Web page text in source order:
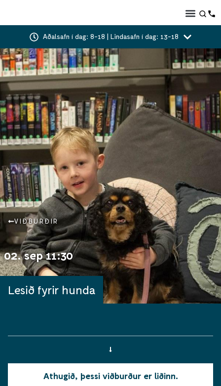
Aðalsafn í dag: 8-18 | Lindasafn í dag: 13-18
VIÐBURÐIR
02. sep 11:30
Lesið fyrir hunda
Athugið, þessi viðburður er liðinn.